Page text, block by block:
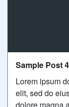
Sample Post 4
Lorem ipsum
elit, sed do